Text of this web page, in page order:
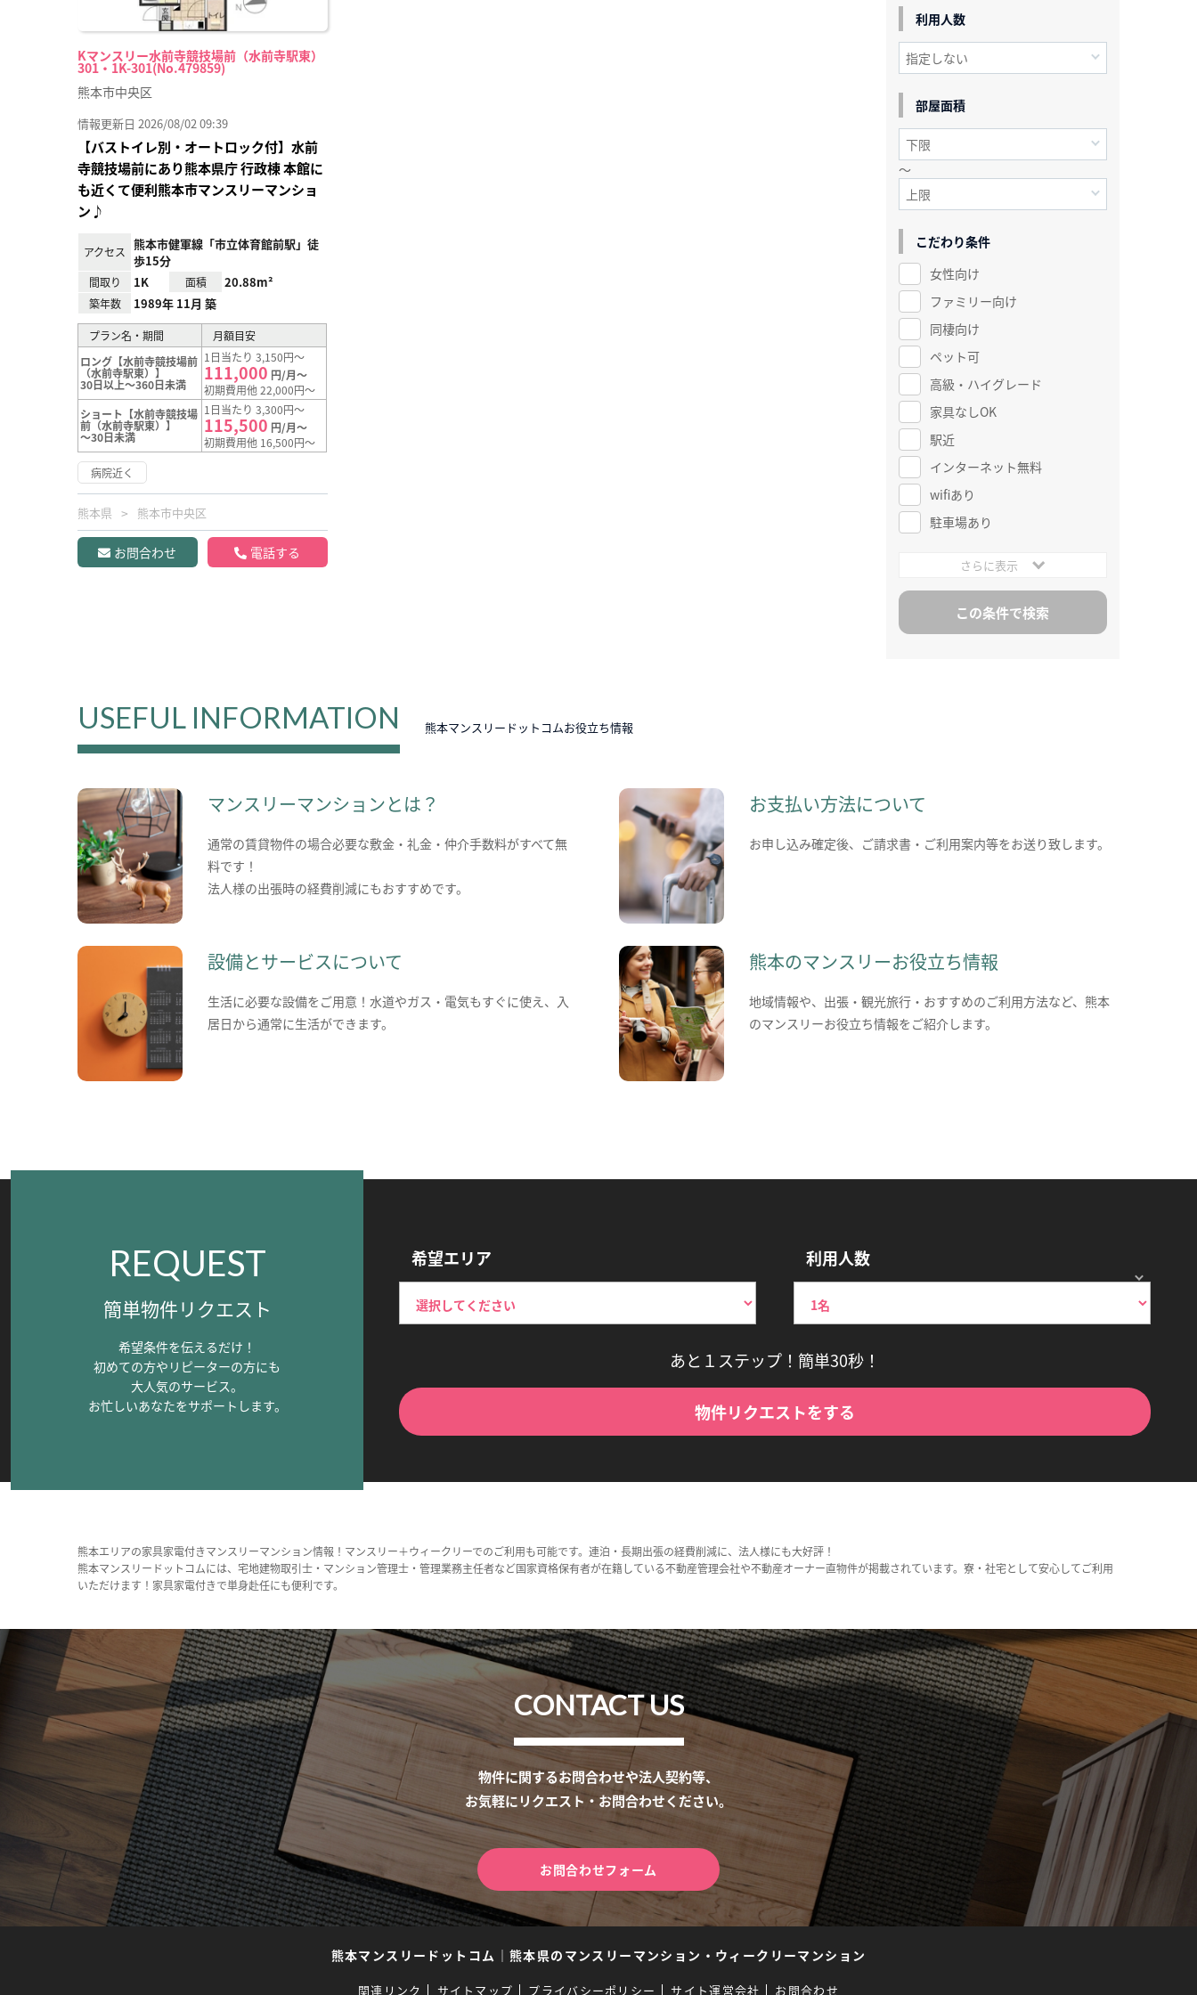
Kマンスリー水前寺競技場前（水前寺駅東）
301・1K-301(No.479859)
熊本市中央区
情報更新日 2026/08/02 09:39
【バストイレ別・オートロック付】水前
寺競技場前にあり熊本県庁 行政棟 本館に
も近くて便利熊本市マンスリーマンショ
ン♪
アクセス
熊本市健軍線「市立体育館前駅」徒
歩15分
間取り 1K 面積 20.88m²
築年数 1989年 11月 築
プラン名・期間
月額目安
ロング【水前寺競技場前
（水前寺駅東）】
30日以上～360日未満
1日当たり 3,150円～
111,000 円/月～
初期費用他 22,000円～
ショート【水前寺競技場
前（水前寺駅東）】
～30日未満
1日当たり 3,300円～
115,500 円/月～
初期費用他 16,500円～
病院近く
熊本県 熊本市中央区
お問合わせ 電話する
利用人数
部屋面積
～
こだわり条件
女性向け
ファミリー向け
同棲向け
ペット可
高級・ハイグレード
家具なしOK
駅近
インターネット無料
wifiあり
駐車場あり
さらに表示
USEFUL INFORMATION 熊本マンスリードットコムお役立ち情報
マンスリーマンションとは？
通常の賃貸物件の場合必要な敷金・礼金・仲介手数料がすべて無
料です！
法人様の出張時の経費削減にもおすすめです。
お支払い方法について
お申し込み確定後、ご請求書・ご利用案内等をお送り致します。
設備とサービスについて
生活に必要な設備をご用意！水道やガス・電気もすぐに使え、入
居日から通常に生活ができます。
熊本のマンスリーお役立ち情報
地域情報や、出張・観光旅行・おすすめのご利用方法など、熊本
のマンスリーお役立ち情報をご紹介します。
REQUEST
簡単物件リクエスト
希望条件を伝えるだけ！
初めての方やリピーターの方にも
大人気のサービス。
お忙しいあなたをサポートします。
希望エリア 利用人数
あと１ステップ！簡単30秒！
物件リクエストをする
熊本エリアの家具家電付きマンスリーマンション情報！マンスリー＋ウィークリーでのご利用も可能です。連泊・長期出張の経費削減に、法人様にも大好評！
熊本マンスリードットコムには、宅地建物取引士・マンション管理士・管理業務主任者など国家資格保有者が在籍している不動産管理会社や不動産オーナー直物件が掲載されています。寮・社宅として安心してご利用
いただけます！家具家電付きで単身赴任にも便利です。
CONTACT US
物件に関するお問合わせや法人契約等、
お気軽にリクエスト・お問合わせください。
お問合わせフォーム
熊本マンスリードットコム ｜ 熊本県のマンスリーマンション・ウィークリーマンション
関連リンク サイトマップ プライバシーポリシー サイト運営会社 お問合わせ